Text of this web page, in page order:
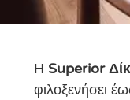
Η Superior
φιλοξενήσει